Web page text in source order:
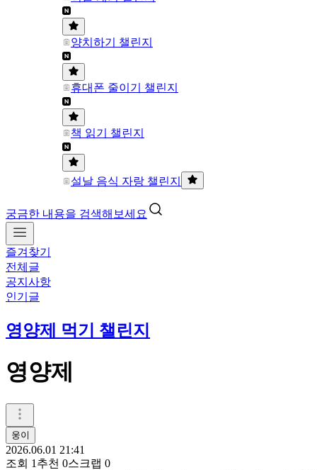
양치하기 챌린지
휴대폰 줄이기 챌린지
책 읽기 챌린지
설날 음식 자랑 챌린지
궁금한 내용을 검색해보세요
즐겨찾기
전체글
공지사항
인기글
영양제 먹기 챌린지
영양제
웅이
2026.06.01 21:41
조회 1 추천 0스크랩 0